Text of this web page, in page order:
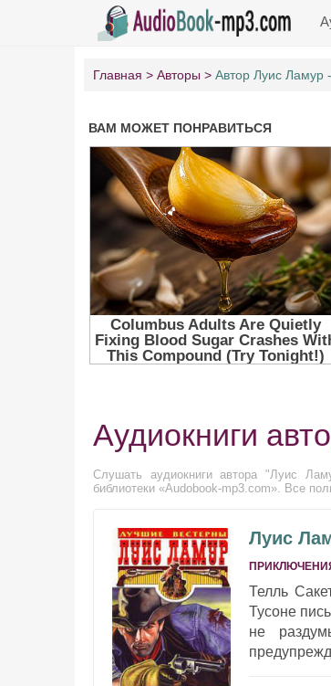
Главная Авторы Автор Луис Ламур
Аудиокниги
Слушать аудиокниги автора "Луис
библиотеки «Audobook-mp3.com». Все
Луис
Телль
Тусоне
не